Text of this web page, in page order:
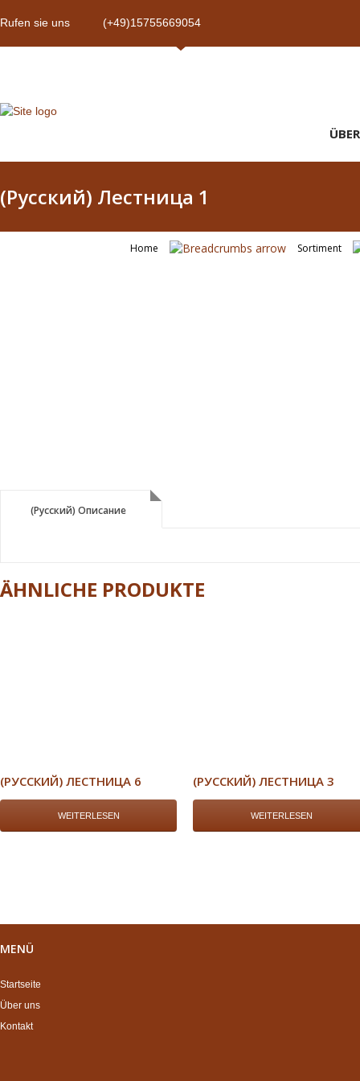
Rufen sie uns (+49)15755669054
(Русский) Лестница 1
Home Sortiment
(Русский) Описание
(Русский) Описание
ÄHNLICHE PRODUKTE
(РУССКИЙ) ЛЕСТНИЦА 6
WEITERLESEN
(РУССКИЙ) ЛЕСТНИЦА 3
WEITERLESEN
MENÜ
Startseite
Über uns
Kontakt